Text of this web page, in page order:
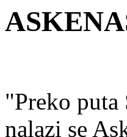
"Preko
nalazi se